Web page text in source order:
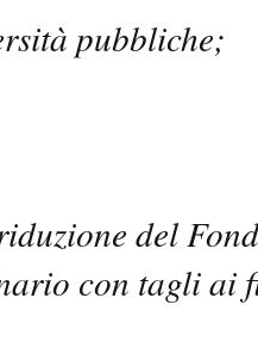
pubbliche;
del
con tagli ai